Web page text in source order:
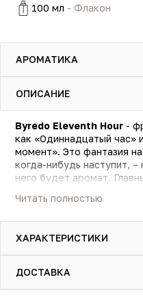
100 мл - Флакон
АРОМАТИКА
ОПИСАНИЕ
Byredo Eleventh Hour -
как «Одиннадцатый час»
момент». Это фантазия
когда-нибудь наступит,
него будет аромат.
Пьянящее чувство
моркови. А орехово-
бархатный кашмеран
надежду на спасение.
Читать полностью
ХАРАКТЕРИСТИКИ
ДОСТАВКА